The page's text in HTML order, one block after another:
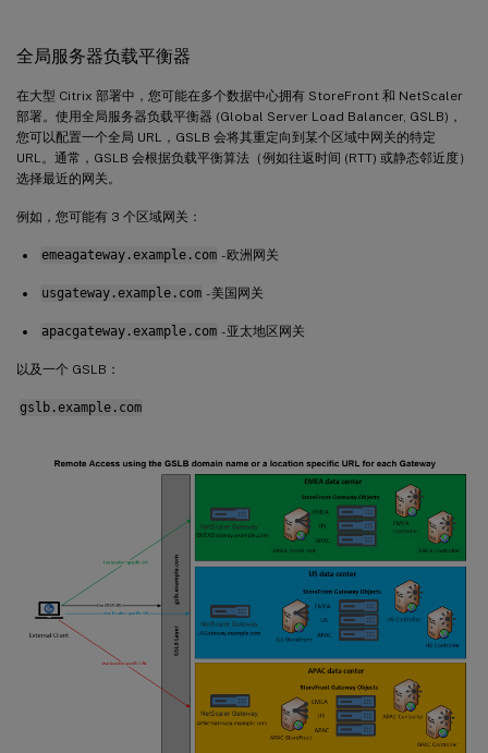
全局服务器负载平衡器
在大型 Citrix 部署中，您可能在多个数据中心拥有 StoreFront 和 NetScaler
部署。使用全局服务器负载平衡器 (Global Server Load Balancer, GSLB)，
您可以配置一个全局 URL，GSLB 会将其重定向到某个区域中网关的特定
URL。通常，GSLB 会根据负载平衡算法（例如往返时间 (RTT) 或静态邻近度）
选择最近的网关。
例如，您可能有 3 个区域网关：
emeagateway.example.com - 欧洲网关
usgateway.example.com - 美国网关
apacgateway.example.com - 亚太地区网关
以及一个 GSLB：
gslb.example.com